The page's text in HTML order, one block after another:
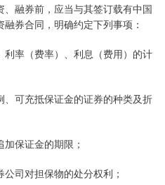
融券前，应当与其签订载有中国
券合同，明确约定下列事项：
利率（费率）、利息（费用）的计
、可充抵保证金的证券的种类及折
加保证金的期限；
公司对担保物的处分权利；